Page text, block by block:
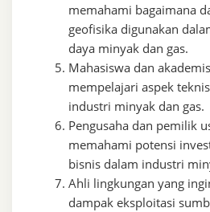
memahami bagaimana
geofisika digunakan
daya minyak dan gas.
Mahasiswa dan
mempelajari aspek
industri minyak dan gas.
Pengusaha dan pemilik
memahami potensi
bisnis dalam industri
Ahli lingkungan yang
dampak eksploitasi